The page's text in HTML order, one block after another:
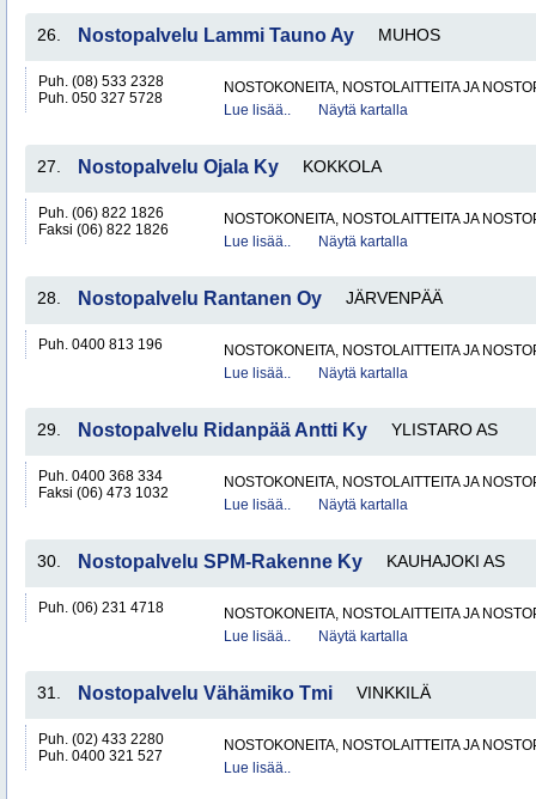
26. Nostopalvelu Lammi Tauno Ay MUHOS
Puh. (08) 533 2328
Puh. 050 327 5728
NOSTOKONEITA, NOSTOLAITTEITA JA
Lue lisää..
Näytä kartalla
27. Nostopalvelu Ojala Ky KOKKOLA
Puh. (06) 822 1826
Faksi (06) 822 1826
NOSTOKONEITA, NOSTOLAITTEITA JA
Lue lisää..
Näytä kartalla
28. Nostopalvelu Rantanen Oy JÄRVENPÄÄ
Puh. 0400 813 196
NOSTOKONEITA, NOSTOLAITTEITA JA
Lue lisää..
Näytä kartalla
29. Nostopalvelu Ridanpää Antti Ky YLISTARO AS
Puh. 0400 368 334
Faksi (06) 473 1032
NOSTOKONEITA, NOSTOLAITTEITA JA
Lue lisää..
Näytä kartalla
30. Nostopalvelu SPM-Rakenne Ky KAUHAJOKI AS
Puh. (06) 231 4718
NOSTOKONEITA, NOSTOLAITTEITA JA
Lue lisää..
Näytä kartalla
31. Nostopalvelu Vähämiko Tmi VINKKILÄ
Puh. (02) 433 2280
Puh. 0400 321 527
NOSTOKONEITA, NOSTOLAITTEITA JA
Lue lisää..